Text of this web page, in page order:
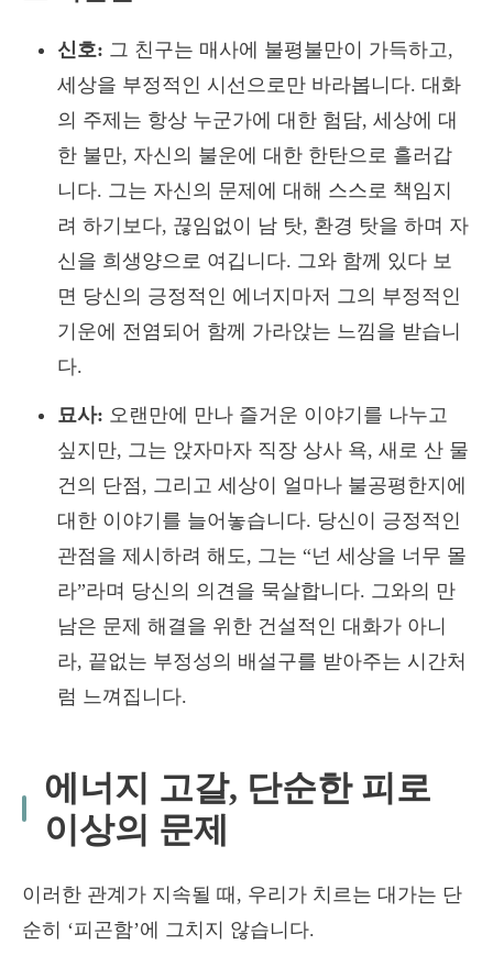
신호: 그 친구는 매사에 불평불만이 가득하고,
세상을 부정적인 시선으로만 바라봅니다. 대화
의 주제는 항상 누군가에 대한 험담, 세상에 대
한 불만, 자신의 불운에 대한 한탄으로 흘러갑
니다. 그는 자신의 문제에 대해 스스로 책임지
려 하기보다, 끊임없이 남 탓, 환경 탓을 하며 자
신을 희생양으로 여깁니다. 그와 함께 있다 보
면 당신의 긍정적인 에너지마저 그의 부정적인
기운에 전염되어 함께 가라앉는 느낌을 받습니
다.
묘사: 오랜만에 만나 즐거운 이야기를 나누고
싶지만, 그는 앉자마자 직장 상사 욕, 새로 산 물
건의 단점, 그리고 세상이 얼마나 불공평한지에
대한 이야기를 늘어놓습니다. 당신이 긍정적인
관점을 제시하려 해도, 그는 “넌 세상을 너무 몰
라”라며 당신의 의견을 묵살합니다. 그와의 만
남은 문제 해결을 위한 건설적인 대화가 아니
라, 끝없는 부정성의 배설구를 받아주는 시간처
럼 느껴집니다.
에너지 고갈, 단순한 피로
이상의 문제
이러한 관계가 지속될 때, 우리가 치르는 대가는 단
순히 ‘피곤함’에 그치지 않습니다.